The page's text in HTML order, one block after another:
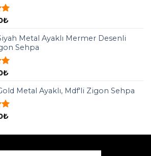
₺
Metal Ayaklı Mermer Desenli
Sehpa
₺
Metal Ayaklı, Mdf'li Zigon Sehpa
₺